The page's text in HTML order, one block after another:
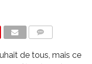
de tous, mais ce